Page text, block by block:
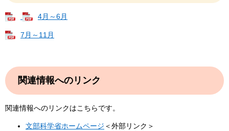
4月～6月
7月～11月
関連情報へのリンク
関連情報へのリンクはこちらです。
文部科学省ホームページ ＜外部リンク＞